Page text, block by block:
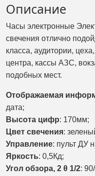
свечение
Описание
Часы электронные
свечения отлично
класса, аудитории,
центра, кассы АЗС,
подобных мест.
Отображаемая
дата;
Высота цифр: 170мм;
Цвет свечения:
Управление: пульт ДУ
Яркость: 0,5Кд;
Угол обзора, 2 θ 1/2: